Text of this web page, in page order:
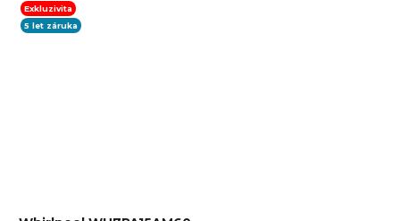
programů: 10, Spotřeba vody
na cyklus: 6,5 l,...
Exkluzivita
5 let záruka